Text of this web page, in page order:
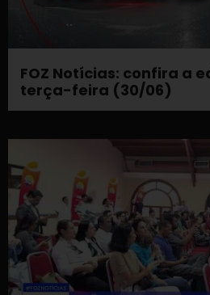
FOZ Notícias: confira a
terça-feira (30/06)